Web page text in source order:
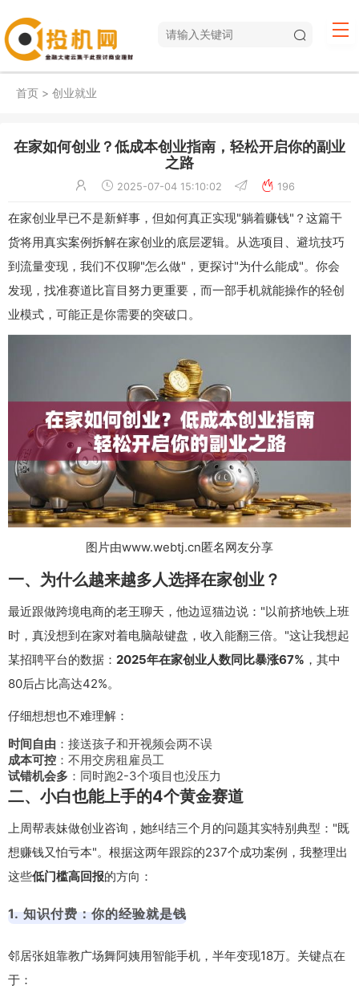
首页 > 创业就业
在家如何创业？低成本创业指南，轻松开启你的副业
之路
2025-07-04 15:10:02 196
在家创业早已不是新鲜事，但如何真正实现"躺着赚钱"？这篇干
货将用真实案例拆解在家创业的底层逻辑。从选项目、避坑技巧
到流量变现，我们不仅聊"怎么做"，更探讨"为什么能成"。你会
发现，找准赛道比盲目努力更重要，而一部手机就能操作的轻创
业模式，可能正是你需要的突破口。
图片由www.webtj.cn匿名网友分享
一、为什么越来越多人选择在家创业？
最近跟做跨境电商的老王聊天，他边逗猫边说："以前挤地铁上班
时，真没想到在家对着电脑敲键盘，收入能翻三倍。"这让我想起
某招聘平台的数据： 2025年在家创业人数同比暴涨67% ，其中
80后占比高达42%。
仔细想想也不难理解：
时间自由 ：接送孩子和开视频会两不误
成本可控 ：不用交房租雇员工
试错机会多 ：同时跑2-3个项目也没压力
二、小白也能上手的4个黄金赛道
上周帮表妹做创业咨询，她纠结三个月的问题其实特别典型："既
想赚钱又怕亏本"。根据这两年跟踪的237个成功案例，我整理出
这些低门槛高回报的方向：
1. 知识付费：你的经验就是钱
邻居张姐靠教广场舞阿姨用智能手机，半年变现18万。关键点在
于：